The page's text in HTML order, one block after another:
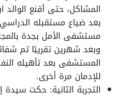
المشاكل، حتى أقنع الوالد
بعد ضياع مستقبله
مستشفى الأمل بجدة
وبعد شهرين تقريبًا تم
المستشفى بعد تأهيله
للإدمان مرة أخرى.
التجربة الثانية: حكت